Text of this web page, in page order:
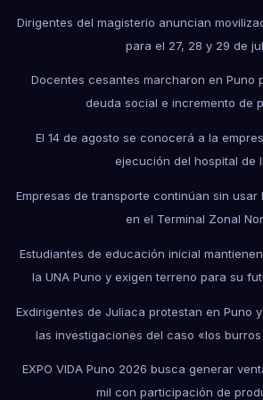
Dirigentes del magisterio anuncian
para el 27, 28 y 29 de
Docentes cesantes marcharon en Puno
deuda social e incremento de
El 14 de agosto se conocerá a la
ejecución del hospital de
Empresas de transporte continúan sin usar
en el Terminal Zonal
Estudiantes de educación inicial
la UNA Puno y exigen terreno para su
Exdirigentes de Juliaca protestan en Puno
las investigaciones del caso «los
EXPO VIDA Puno 2026 busca generar
mil con participación de